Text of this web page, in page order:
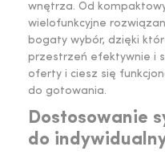
wnętrza. Od
wielofunkcyjne
bogaty wybór, dzięki
przestrzeń efektywnie i
oferty i ciesz się
do gotowania.
Dostosowanie
do